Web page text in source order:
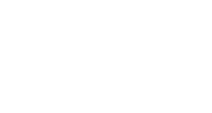
a favoritos